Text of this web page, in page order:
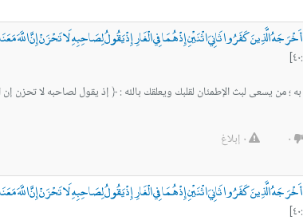
الَّذِينَ كَفَرُوا ثَانِيَ اثْنَيْنِ إِذْ هُمَا فِي الْغَارِ إِذْ يَقُولُ لِصَاحِبِهِ لَا تَحْزَنْ إِنَّ
من يسعى لبث الإطمئان لقلبك ويعلقك بالله : ﴿ إذ يقول لصاحبه لا تحزن إن
٠ ٠ إبلاغ
الَّذِينَ كَفَرُوا ثَانِيَ اثْنَيْنِ إِذْ هُمَا فِي الْغَارِ إِذْ يَقُولُ لِصَاحِبِهِ لَا تَحْزَنْ إِنَّ